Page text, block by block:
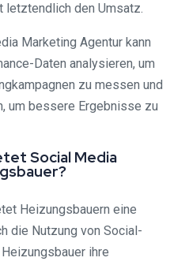
letztendlich den Umsatz.
Marketing Agentur kann
Daten analysieren, um
zu messen und
um bessere Ergebnisse zu
Social Media
Heizungsbauern eine
die Nutzung von Social-
ihre